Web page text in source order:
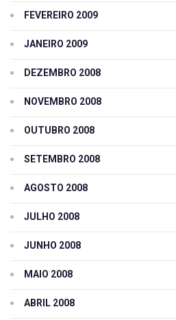
FEVEREIRO 2009
JANEIRO 2009
DEZEMBRO 2008
NOVEMBRO 2008
OUTUBRO 2008
SETEMBRO 2008
AGOSTO 2008
JULHO 2008
JUNHO 2008
MAIO 2008
ABRIL 2008